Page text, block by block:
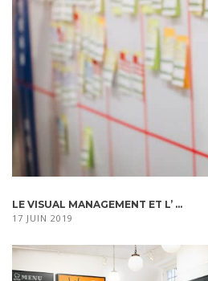
LE VISUAL MANAGEMENT ET L’ ...
17 JUIN 2019